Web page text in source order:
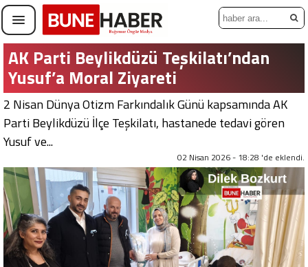
AK Parti Beylikdüzü Teşkilatı’ndan
Yusuf’a Moral Ziyareti
​2 Nisan Dünya Otizm Farkındalık Günü kapsamında AK
Parti Beylikdüzü İlçe Teşkilatı, hastanede tedavi gören
Yusuf ve...
02 Nisan 2026 - 18:28 'de eklendi.